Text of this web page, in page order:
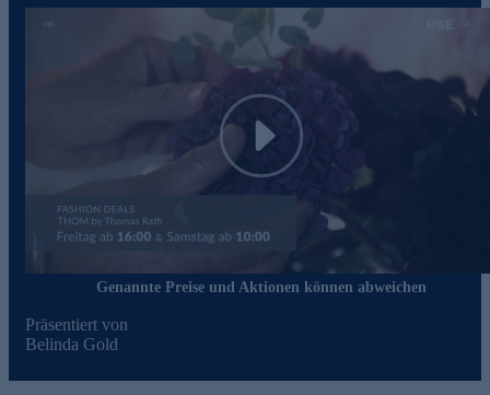
Play
Genannte Preise und Aktionen können abweichen
Präsentiert von
Belinda Gold